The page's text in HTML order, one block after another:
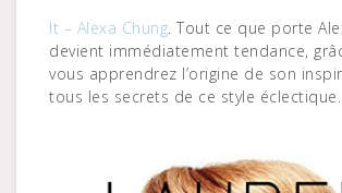
It – Alexa Chung. Tout ce que porte
devient immédiatement tendance,
vous apprendrez l’origine de son
tous les secrets de ce style éclectique.